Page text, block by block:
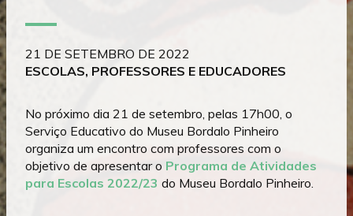
21 DE SETEMBRO DE 2022
ESCOLAS, PROFESSORES E EDUCADORES
No próximo dia 21 de setembro, pelas 17h00, o
Serviço Educativo do Museu Bordalo Pinheiro
organiza um encontro com professores com o
objetivo de apresentar o Programa de Atividades
para Escolas 2022/23 do Museu Bordalo Pinheiro.